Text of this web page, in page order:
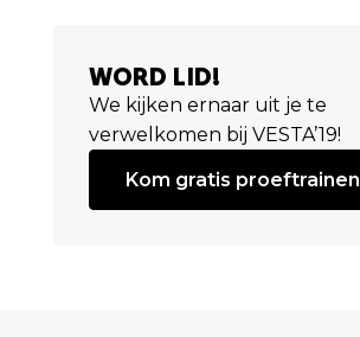
WORD LID!
We kijken ernaar uit je te
verwelkomen bij VESTA’19!
Kom gratis proeftrainen